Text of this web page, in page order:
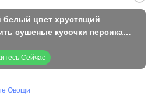
белый цвет хрустящий
сушеные кусочки персика
персика
Сейчас
Овощи